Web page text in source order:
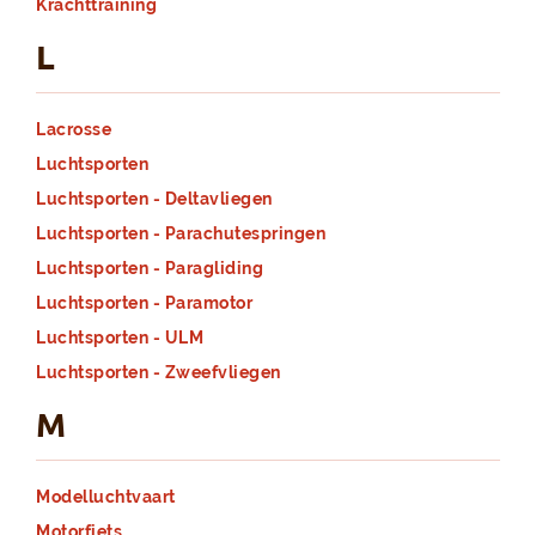
Krachttraining
L
Lacrosse
Luchtsporten
Luchtsporten - Deltavliegen
Luchtsporten - Parachutespringen
Luchtsporten - Paragliding
Luchtsporten - Paramotor
Luchtsporten - ULM
Luchtsporten - Zweefvliegen
M
Modelluchtvaart
Motorfiets